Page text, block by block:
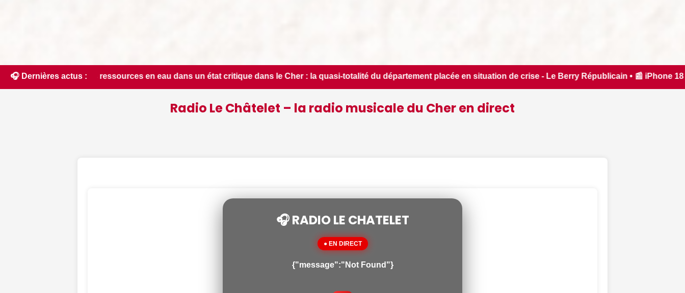
🎧 Dernières actus :
critique dans le Cher : la quasi-totalité du département placée en situation de crise - Le Berry Républicain • 📰 iPhone 18 Pro : il sera bien plus cher que prévu -
Radio Le Châtelet – la radio musicale du Cher en direct
🎧 RADIO LE CHATELET
● EN DIRECT
{"message":"Not Found"}